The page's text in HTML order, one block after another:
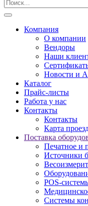
Компания
О компании
Вендоры
Наши
Новости и
Каталог
Прайс-листы
Работа у нас
Контакты
Контакты
Карта
Поставка
Печатное и
Источники
POS-
Системы